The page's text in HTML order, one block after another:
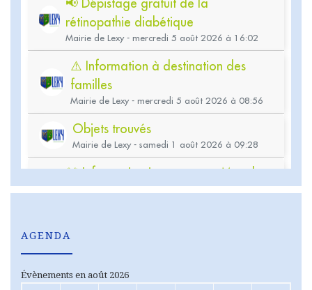
AGENDA
Évènements en août 2026